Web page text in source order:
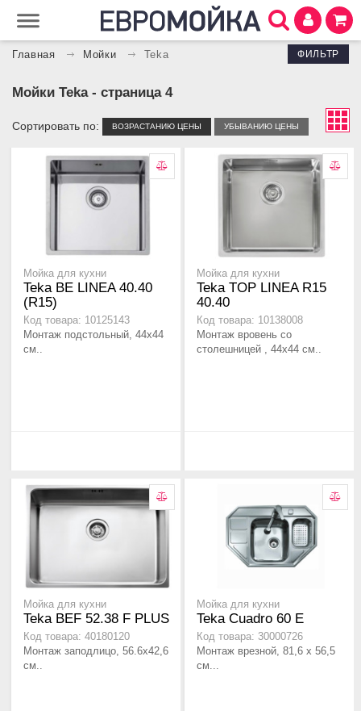
Главная Мойки Teka ФИЛЬТР
Мойки Teka- страница 4
Сортировать по: ВОЗРАСТАНИЮ ЦЕНЫ УБЫВАНИЮ ЦЕНЫ
Мойка для кухни
Teka BE LINEA 40.40
(R15)
Код товара: 10125143
Монтаж подстольный, 44х44
см..
Мойка для кухни
Teka TOP LINEA R15
40.40
Код товара: 10138008
Монтаж вровень со
столешницей , 44х44 см..
Мойка для кухни
Teka BEF 52.38 F PLUS
Код товара: 40180120
Монтаж заподлицо, 56.6х42,6
см..
Мойка для кухни
Teka Cuadro 60 E
Код товара: 30000726
Монтаж врезной, 81,6 x 56,5
см...